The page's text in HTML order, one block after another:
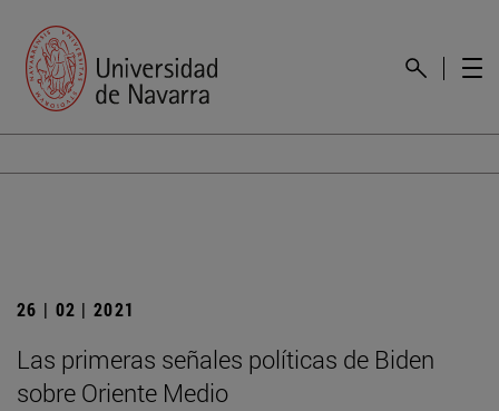
26 | 02 | 2021
Las primeras señales políticas de Biden
sobre Oriente Medio